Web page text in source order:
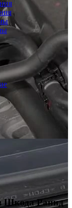
Шкода Рапид